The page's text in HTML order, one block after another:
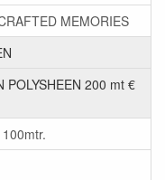
MEMORIES
POLYSHEEN 200 mt €